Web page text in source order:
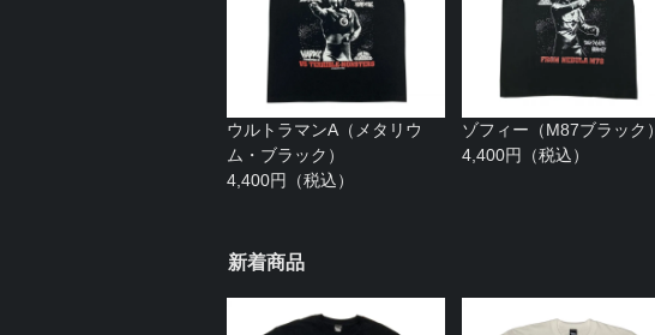
ウルトラマンA（メタリウ
ム・ブラック）
4,400円（税込）
ゾフィー（M87ブラック）
4,400円（税込）
新着商品